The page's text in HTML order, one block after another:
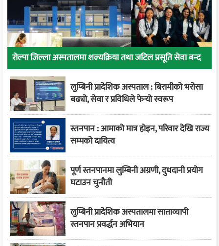
रोल्पा जिल्ला अस्पतालमा शल्यक्रिया तथा जटिल प्रसूति सेवा बन्द
लुम्बिनी प्रादेशिक अस्पताल : बिरामीको भरोसा
बढ्यो, सेवा र प्रविधिले फेर्‍यो स्वरूप
स्तनपान : आमाको मात्र होइन, परिवार देखि राज्य
सम्मको दायित्व
पूर्ण स्तनपानमा लुम्बिनी अग्रणी, दुधदानी प्रयोग
घटाउन चुनौती
लुम्बिनी प्रादेशिक अस्पतालमा साताव्यापी
स्तनपान प्रवर्द्धन अभियान